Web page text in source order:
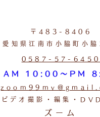
〒483-8406
愛知県江南市小脇町小
0587-57-6450
AM 10:00～PM
ビデオ撮影・編集・
ズーム